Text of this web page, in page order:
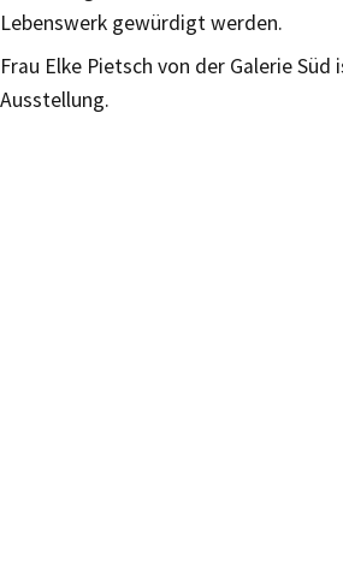
Lebenswerk gewürdigt werden.
Frau Elke Pietsch von der Galerie
Ausstellung.